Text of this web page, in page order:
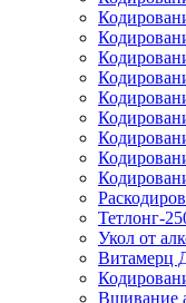
Тетлонг-
Укол от
Витамерц
Вшивание